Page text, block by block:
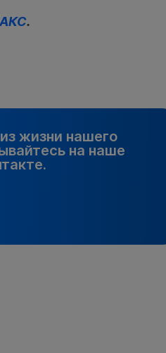
.
жизни нашего
на наше